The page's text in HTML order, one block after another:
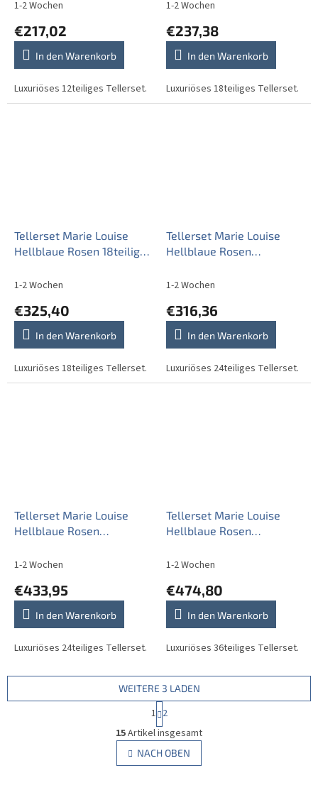
1-2 Wochen
€217,02
In den Warenkorb
Luxuriöses 12teiliges Tellerset.
1-2 Wochen
€237,38
In den Warenkorb
Luxuriöses 18teiliges Tellerset.
Tellerset Marie Louise
Hellblaue Rosen 18teiliges
1-2 Wochen
€325,40
In den Warenkorb
Luxuriöses 18teiliges Tellerset.
Tellerset Marie Louise
Hellblaue Rosen
1-2 Wochen
€316,36
In den Warenkorb
Luxuriöses 24teiliges Tellerset.
Tellerset Marie Louise
Hellblaue Rosen
1-2 Wochen
€433,95
In den Warenkorb
Luxuriöses 24teiliges Tellerset.
Tellerset Marie Louise
Hellblaue Rosen
1-2 Wochen
€474,80
In den Warenkorb
Luxuriöses 36teiliges Tellerset.
S
t
e
u
WEITERE 3 LADEN
P
a
g
i
n
i
1 2
15Artikel insgesamt
NACH OBEN